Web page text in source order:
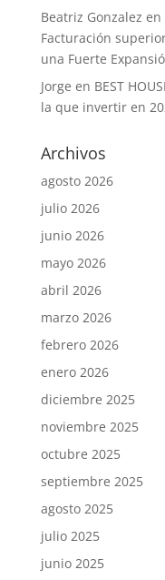
Beatriz Gonzalez en
Facturación
una Fuerte
Jorge en BEST
la que invertir en
Archivos
agosto 2026
julio 2026
junio 2026
mayo 2026
abril 2026
marzo 2026
febrero 2026
enero 2026
diciembre 2025
noviembre 2025
octubre 2025
septiembre 2025
agosto 2025
julio 2025
junio 2025